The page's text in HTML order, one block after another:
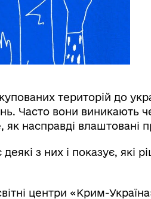
територій до
Часто вони виникають
насправді влаштовані
з них і показує, які
центри «Крим-